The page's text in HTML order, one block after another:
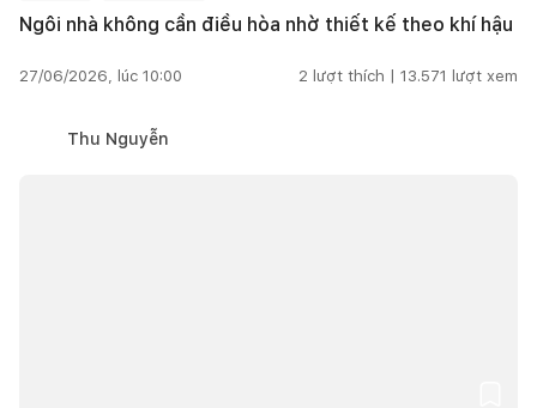
Ngôi nhà không cần điều hòa nhờ thiết kế theo khí hậu
27/06/2026, lúc 10:00 2 lượt thích | 13.571 lượt xem
Thu Nguyễn